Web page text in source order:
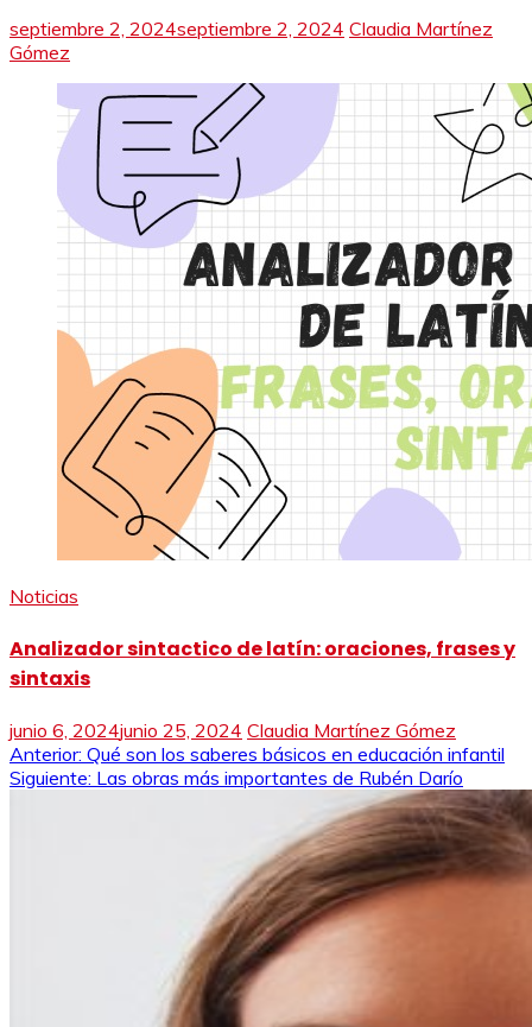
septiembre 2, 2024septiembre 2, 2024 Claudia Martínez
Gómez
Noticias
Analizador sintactico de latín: oraciones, frases y
sintaxis
junio 6, 2024junio 25, 2024 Claudia Martínez Gómez
Navegación
de
Anterior: Qué son los saberes básicos en educación infantil
Siguiente: Las obras más importantes de Rubén Darío